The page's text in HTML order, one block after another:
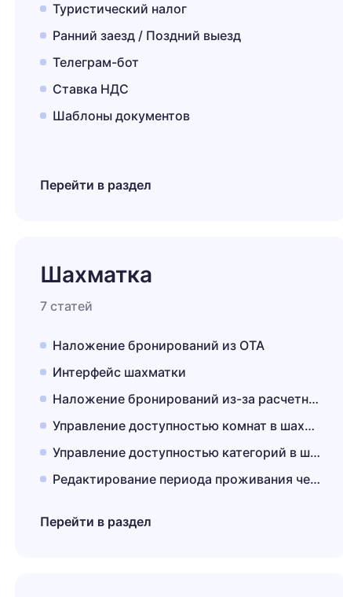
Туристический налог
Ранний заезд / Поздний выезд
Телеграм-бот
Ставка НДС
Шаблоны документов
Перейти в раздел
Шахматка
7 статей
Наложение бронирований из ОТА
Интерфейс шахматки
Наложение бронирований из-за расчетного часа
Управление доступностью комнат в шахматке
Управление доступностью категорий в шахматке
Редактирование периода проживания через шахматку
Перейти в раздел